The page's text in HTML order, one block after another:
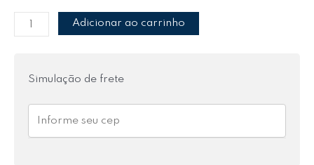
Adicionar ao carrinho
Simulação de frete